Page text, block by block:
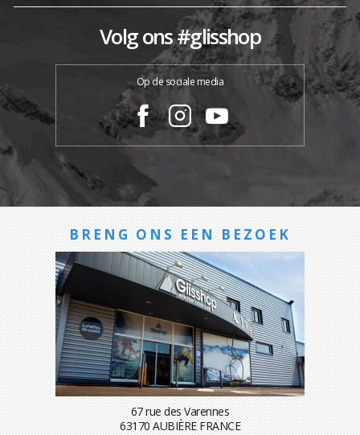
Volg ons #glisshop
Op de sociale media
BRENG ONS EEN BEZOEK
67 rue des Varennes
63170 AUBIÈRE FRANCE